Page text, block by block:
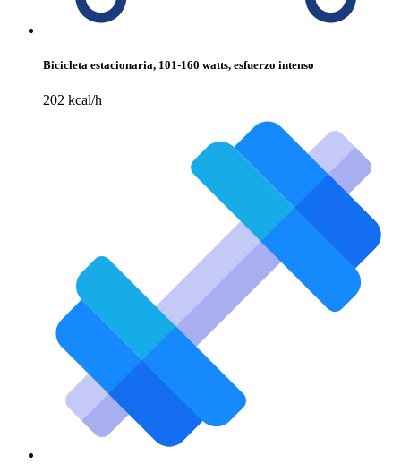
Bicicleta estacionaria, 101-160 watts, esfuerzo intenso
202 kcal/h